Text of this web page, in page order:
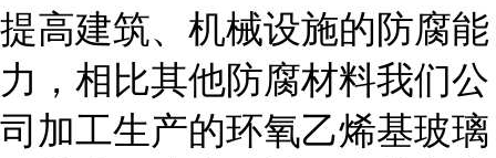
提高建筑、机械设施的防腐能
力，相比其他防腐材料我们公
司加工生产的环氧乙烯基玻璃